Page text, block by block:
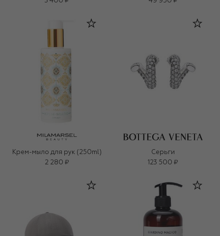
Крем-мыло для рук (250ml)
2 280 ₽
Серьги
123 500 ₽